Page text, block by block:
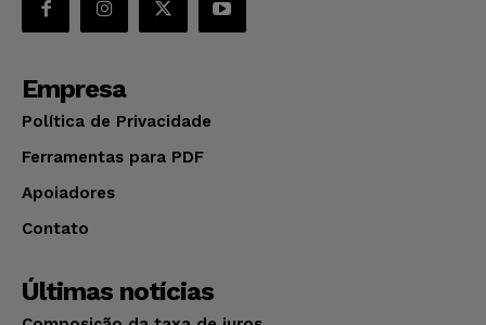
Empresa
Política de Privacidade
Ferramentas para PDF
Apoiadores
Contato
Últimas notícias